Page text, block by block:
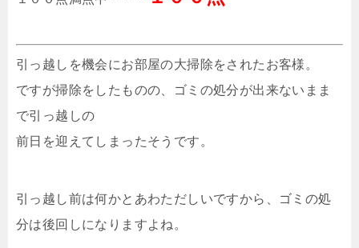
引っ越しを機会にお部屋の大掃除をされたお客様。
ですが掃除をしたものの、ゴミの処分が出来ないまま
で引っ越しの
前日を迎えてしまったそうです。
引っ越し前は何かとあわただしいですから、ゴミの処
分は後回しになりますよね。